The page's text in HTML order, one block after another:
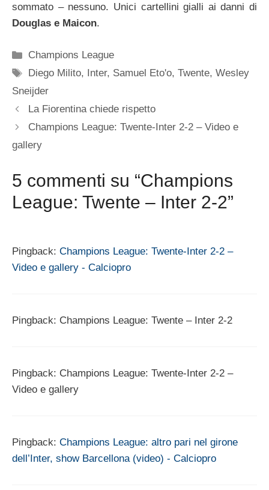
sommato – nessuno. Unici cartellini gialli ai danni di
Douglas e Maicon.
Categorie
Champions League
Tag
Diego Milito, Inter, Samuel Eto'o,Twente,Wesley
Sneijder
La Fiorentina chiede rispetto
Champions League: Twente-Inter 2-2 – Video e
gallery
5 commenti su “Champions
League: Twente – Inter 2-2”
Pingback: Champions League: Twente-Inter 2-2 –
Video e gallery - Calciopro
Pingback: Champions League: Twente – Inter 2-2
Pingback: Champions League: Twente-Inter 2-2 –
Video e gallery
Pingback: Champions League: altro pari nel girone
dell’Inter, show Barcellona (video) - Calciopro